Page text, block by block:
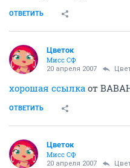
ОТВЕТИТЬ
Цветок
Мисс СФ
20 апреля 2007
хорошая ссылка от
ОТВЕТИТЬ
Цветок
Мисс СФ
20 апреля 2007